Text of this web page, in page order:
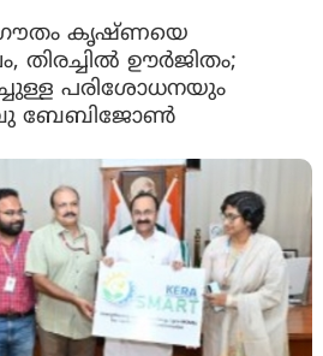
ഗൗതം കൃഷ്ണയെ
തിരച്ചിൽ ഊർജിതം;
പരിശോധനയും
ബേബിജോണ്‍